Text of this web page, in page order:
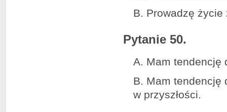
B. Prowadzę
Pytanie 50.
A. Mam tendencję
B. Mam tendencję
w przyszłości.